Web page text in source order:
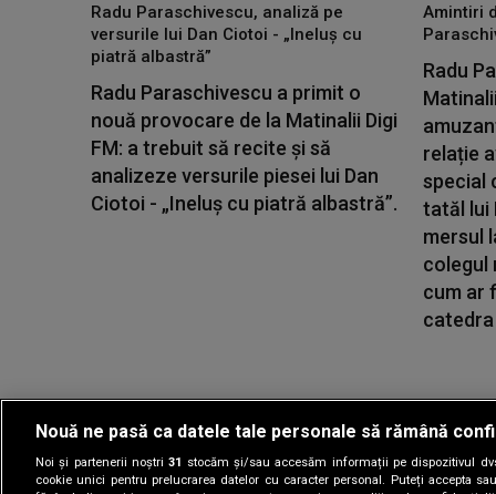
Radu Paraschivescu, analiză pe
versurile lui Dan Ciotoi - „Ineluș cu
piatră albastră”
Radu Paraschivescu a primit o
nouă provocare de la Matinalii Digi
FM: a trebuit să recite și să
analizeze versurile piesei lui Dan
Ciotoi - „Ineluș cu piatră albastră”.
Amintiri
Radu
relație
special
tatăl lui
mersul
colegul
cum ar
Gestionați
Nouă ne pasă ca datele tale personale să rămână
Noi și partenerii noștri31 stocăm și/sau accesăm informații pe dispozitivul
cookie unici pentru prelucrarea datelor cu caracter personal. Puteți accepta